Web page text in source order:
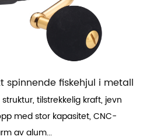
spinnende fiskehjul i metall
tilstrekkelig kraft, jevn
med stor kapasitet, CNC-
av alum...